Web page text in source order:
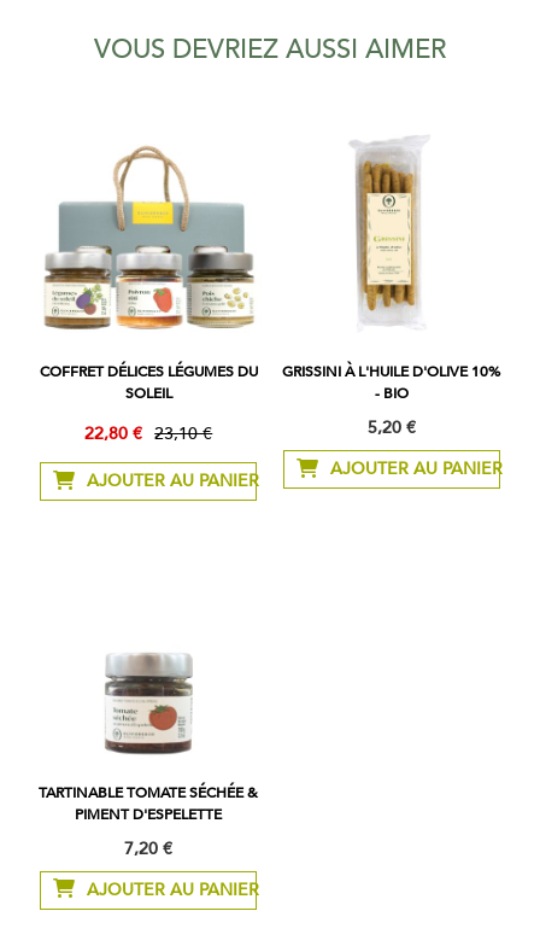
VOUS DEVRIEZ AUSSI AIMER
COFFRET DÉLICES LÉGUMES DU
SOLEIL
Prix
22,80 €
Prix
23,10 €
AJOUTER AU PANIER
GRISSINI À L'HUILE D'OLIVE 10%
- BIO
5,20 €
AJOUTER AU PANIER
TARTINABLE TOMATE SÉCHÉE &
PIMENT D'ESPELETTE
7,20 €
AJOUTER AU PANIER